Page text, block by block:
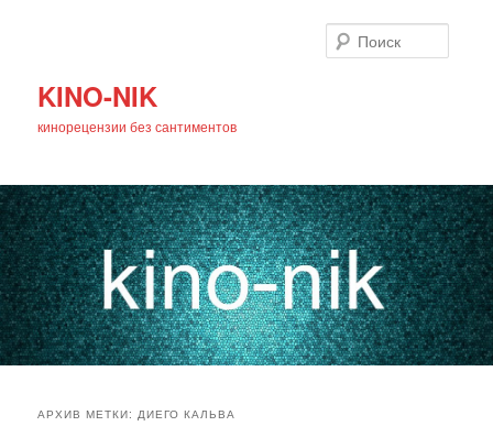
KINO-NIK
кинорецензии без сантиментов
АРХИВ МЕТКИ:ДИЕГО КАЛЬВА